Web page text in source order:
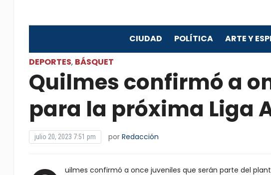
CIUDAD POLÍTICA ARTE Y
DEPORTES, BÁSQUET
Quilmes confirmó a
para la próxima Liga
julio 20, 2023 7:51 pm por Redacción
uilmes confirmó a once juveniles que serán parte del